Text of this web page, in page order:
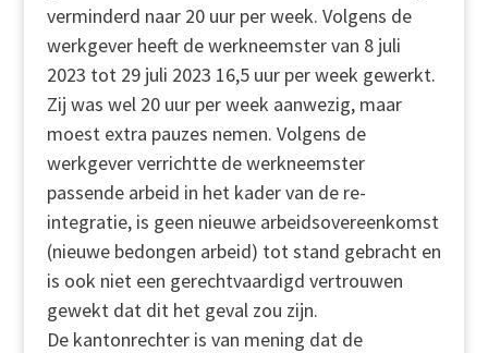
verminderd naar 20 uur per week. Volgens de
werkgever heeft de werkneemster van 8 juli
2023 tot 29 juli 2023 16,5 uur per week gewerkt.
Zij was wel 20 uur per week aanwezig, maar
moest extra pauzes nemen. Volgens de
werkgever verrichtte de werkneemster
passende arbeid in het kader van de re-
integratie, is geen nieuwe arbeidsovereenkomst
(nieuwe bedongen arbeid) tot stand gebracht en
is ook niet een gerechtvaardigd vertrouwen
gewekt dat dit het geval zou zijn.
De kantonrechter is van mening dat de